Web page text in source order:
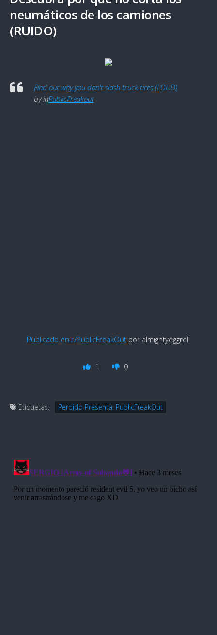
neumáticos de los camiones
(RUIDO)
Find out why you don't slash truck tires (LOUD)
byinPublicFreakout
Publicado en r/PublicFreakOut por almightyeggroll
1 0
Etiquetas: Perdido Presenta: PublicFreakOut